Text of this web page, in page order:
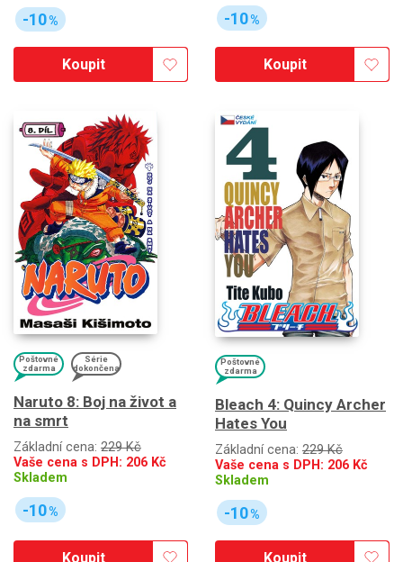
-10%
Koupit
-10%
Koupit
Poštovné
zdarma
Série
dokončena
Naruto 8: Boj na život a
na smrt
Základní cena: 229 Kč
Vaše cena s DPH: 206 Kč
Skladem
-10%
Koupit
Poštovné
zdarma
Bleach 4: Quincy Archer
Hates You
Základní cena: 229 Kč
Vaše cena s DPH: 206 Kč
Skladem
-10%
Koupit